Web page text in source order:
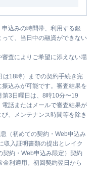
込みの時間帯、利用する銀
て、当日中の融資ができない
査によりご希望に添えない場
は18時）までの契約手続き完
込みが可能です。審査結果を
3日曜日は、8時10分〜19
話またはメールで審査結果が
、メンテナンス時間等を除き
（初めての契約・Web申込み
収入証明書類の提出とレイク
約・Web申込み限定）契約
利適用。初回契約翌日から